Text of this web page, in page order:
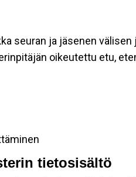
seuran ja jäsenen
oikeutettu etu,
tietosisältö